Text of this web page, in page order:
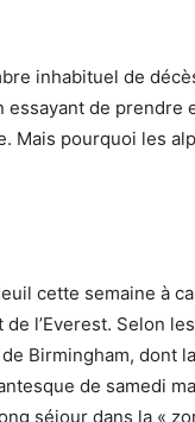
inhabituel de
de prendre
Mais pourquoi les
cette semaine à
l’Everest. Selon
Birmingham, dont
de samedi
séjour dans la «